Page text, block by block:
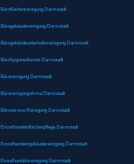
Büroflächenreinigung Darmstadt
Bürogebäudereinigung Darmstadt
Bürogebäudeunterhaltsreinigung Darmstadt
Bürohygienedienste Darmstadt
Büroreinigung Darmstadt
Büroreinigungsfirma Darmstadt
Büroservice Reinigung Darmstadt
Einzelhandelsflächenpflege Darmstadt
Einzelhandelsgebäudereinigung Darmstadt
Einzelhandelsreinigung Darmstadt